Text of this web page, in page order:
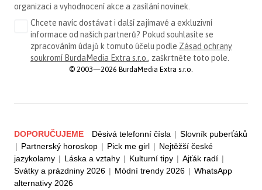
organizaci a vyhodnocení akce a zasílání novinek.
Chcete navíc dostávat i další zajímavé a exkluzivní
informace od našich partnerů? Pokud souhlasíte se
zpracováním údajů k tomuto účelu podle Zásad ochrany
soukromí BurdaMedia Extra s.r.o. , zaškrtněte toto pole.
© 2003—2026 BurdaMedia Extra s.r.o.
DOPORUČUJEME Děsivá telefonní čísla | Slovník puberťáků
| Partnerský horoskop | Pick me girl | Nejtěžší české
jazykolamy | Láska a vztahy | Kulturní tipy | Ajťák radí |
Svátky a prázdniny 2026 | Módní trendy 2026 | WhatsApp
alternativy 2026